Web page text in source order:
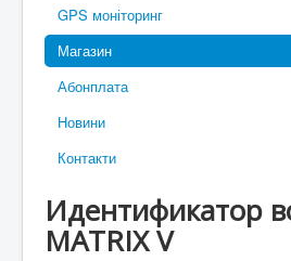
GPS моніторинг
Магазин
Абонплата
Новини
Контакти
Идентификатор
MATRIX V